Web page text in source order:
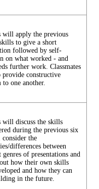
will apply the previous
skills to give a short
followed by self-
on what worked - and
further work. Classmates
constructive
one another.
will discuss the skills
during the previous six
consider the
differences between
of presentations and
how their own skills
and how they can
in the future.